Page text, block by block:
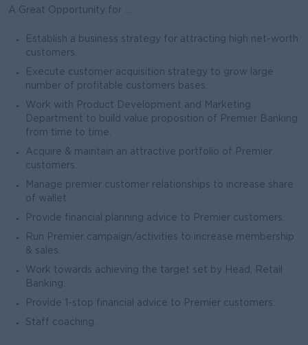
A Great Opportunity for ...
Establish a business strategy for attracting high net-worth
customers.
Execute customer acquisition strategy to grow large
number of profitable customers bases.
Work with Product Development and Marketing
Department to build value proposition of Premier Banking
from time to time.
Acquire & maintain an attractive portfolio of Premier
customers.
Manage premier customer relationships to increase share
of wallet.
Provide financial planning advice to Premier customers.
Run Premier campaign/activities to increase membership
& sales.
Work towards achieving the target set by Head, Retail
Banking.
Provide 1-stop financial advice to Premier customers.
Staff coaching.